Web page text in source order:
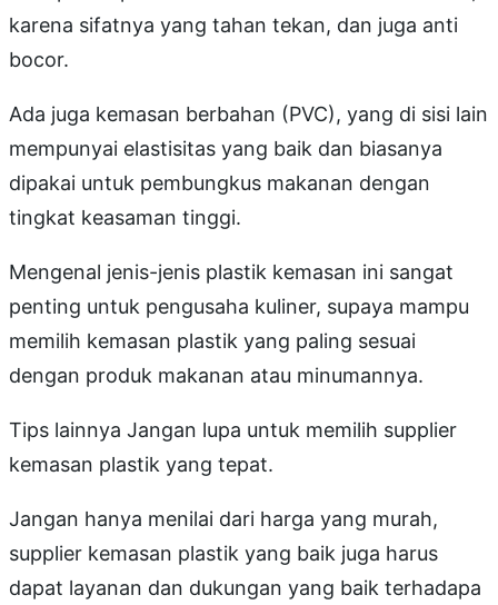
karena sifatnya yang tahan tekan, dan juga anti
bocor.
Ada juga kemasan berbahan (PVC), yang di sisi lain
mempunyai elastisitas yang baik dan biasanya
dipakai untuk pembungkus makanan dengan
tingkat keasaman tinggi.
Mengenal jenis-jenis plastik kemasan ini sangat
penting untuk pengusaha kuliner, supaya mampu
memilih kemasan plastik yang paling sesuai
dengan produk makanan atau minumannya.
Tips lainnya Jangan lupa untuk memilih supplier
kemasan plastik yang tepat.
Jangan hanya menilai dari harga yang murah,
supplier kemasan plastik yang baik juga harus
dapat layanan dan dukungan yang baik terhadapa